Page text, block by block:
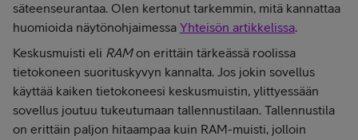
säteenseurantaa. Olen kertonut tarkemmin, mitä kannattaa
huomioida näytönohjaimessa Yhteisön artikkelissa.
Keskusmuisti eli RAMon erittäin tärkeässä roolissa
tietokoneen suorituskyvyn kannalta. Jos jokin sovellus
käyttää kaiken tietokoneesi keskusmuistin, ylittyessään
sovellus joutuu tukeutumaan tallennustilaan. Tallennustila
on erittäin paljon hitaampaa kuin RAM-muisti, jolloin